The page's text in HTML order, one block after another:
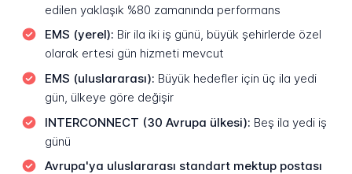
edilen yaklaşık %80 zamanında performans
EMS (yerel): Bir ila iki iş günü, büyük şehirlerde özel
olarak ertesi gün hizmeti mevcut
EMS (uluslararası): Büyük hedefler için üç ila yedi
gün, ülkeye göre değişir
INTERCONNECT (30 Avrupa ülkesi): Beş ila yedi iş
günü
Avrupa'ya uluslararası standart mektup postası